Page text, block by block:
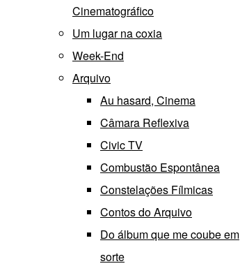
Cinematográfico
Um lugar na coxia
Week-End
Arquivo
Au hasard, Cinema
Câmara Reflexiva
Civic TV
Combustão Espontânea
Constelações Fílmicas
Contos do Arquivo
Do álbum que me coube em
sorte